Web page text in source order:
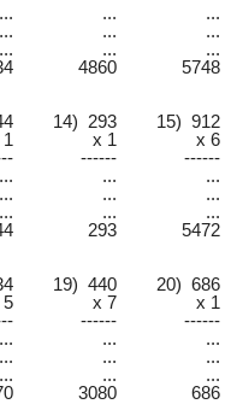
... ...
...
... ...
...
... ...
...
4860 5748
14) 293
15) 912
x 1
x 6
------
------
... ...
...
... ...
...
... ...
...
293 5472
19) 440
20) 686
5 x 7
x 1
------
------
... ...
...
... ...
...
... ...
...
3080 686